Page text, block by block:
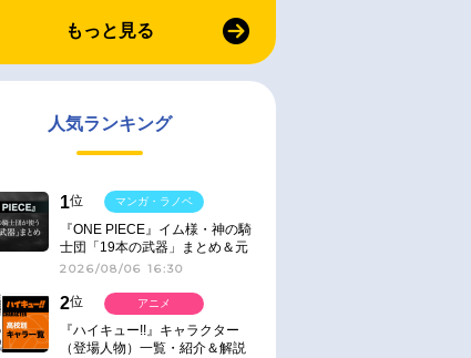
もっと見る
人気ランキング
1位
『ONE PIECE』イム様・神の騎
士団「19本の武器」まとめ＆元
ネタ
2026/08/06 16:30
マンガ・ラノベ
2位
『ハイキュー!!』キャラクター
（登場人物）一覧・紹介＆解説
アニメ